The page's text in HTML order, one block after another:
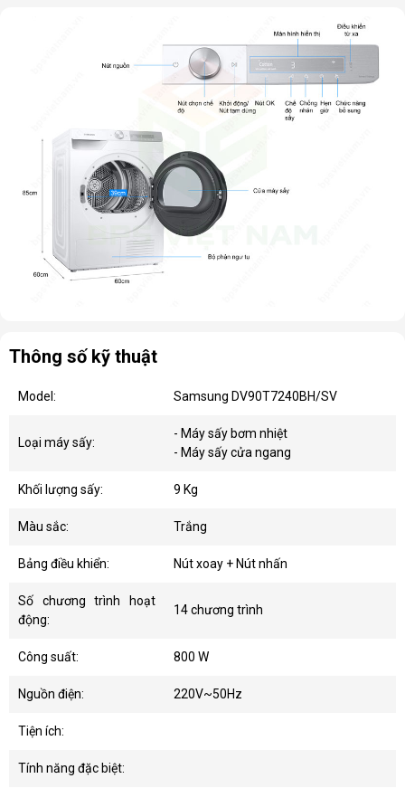
Thông số kỹ thuật
Model: Samsung DV90T7240BH/SV
Loại máy sấy:
- Máy sấy bơm nhiệt
- Máy sấy cửa ngang
Khối lượng sấy: 9 Kg
Màu sắc: Trắng
Bảng điều khiển: Nút xoay + Nút nhấn
Số chương trình hoạt
động:
14 chương trình
Công suất: 800 W
Nguồn điện: 220V~50Hz
Tiện ích:
Tính năng đặc biệt: